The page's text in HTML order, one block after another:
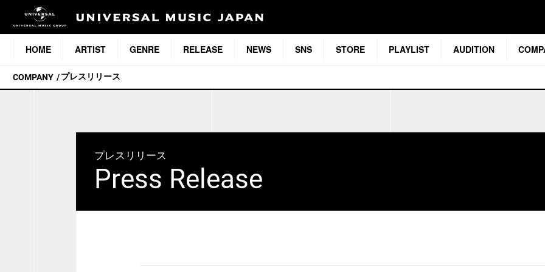
HOME ARTIST GENRE RELEASE NEWS SNS STORE PLAYLIST AUDITION
COMPANY プレスリリース
プレスリリース
Press Release